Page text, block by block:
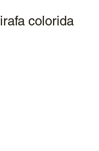
colorida